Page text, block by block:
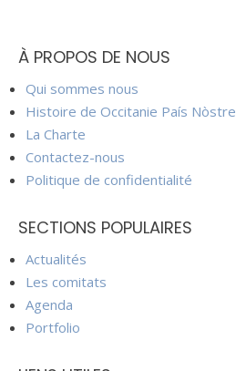
À PROPOS DE NOUS
Qui sommes nous
Histoire de Occitanie País Nòstre
La Charte
Contactez-nous
Politique de confidentialité
SECTIONS POPULAIRES
Actualités
Les comitats
Agenda
Portfolio